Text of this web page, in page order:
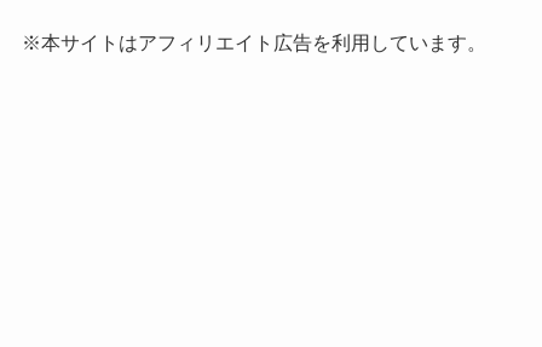
※本サイトはアフィリエイト広告を利用しています。